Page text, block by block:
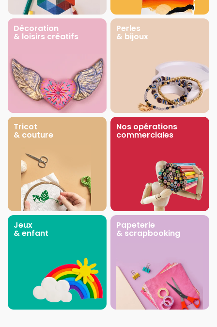
Décoration
& loisirs créatifs
Perles
& bijoux
Tricot
& couture
Nos opérations
commerciales
Jeux
& enfant
Papeterie
& scrapbooking